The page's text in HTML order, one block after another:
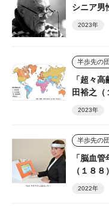
シニア男
2023年
「超々
田裕之（
2023年
「脳血
（１８８）
2022年